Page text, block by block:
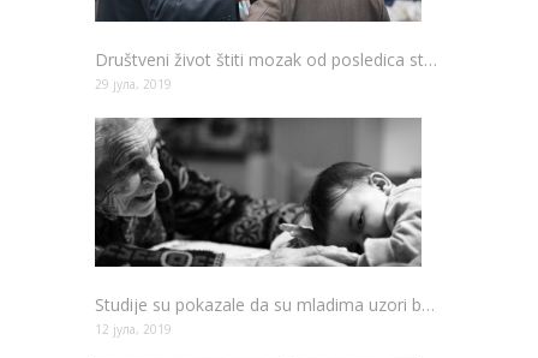
Društveni život štiti mozak od posledica starenja
29 јула, 2019
Studije su pokazale da su mladima uzori bake i deke, a ne poznate ličnosti
12 јула, 2019